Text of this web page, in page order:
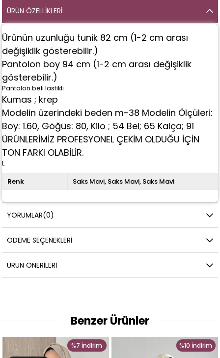
ÜRÜN ÖZELLIKLERI
Ürünün uzunluğu tunik 82 cm (1-2 cm arası
değişiklik gösterebilir.)
Pantolon boy 94 cm (1-2 cm arası değişiklik
gösterebilir.)
Pantolon beli lastikli
Kumas ; krep
Modelin üzerindeki beden m-38 Modelin Ölçüleri:
Boy: 1.60, Göğüs: 80, Kilo ; 54 Bel; 65 Kalça; 91
ÜRÜNLERİMİZ PROFESYONEL ÇEKİM OLDUĞU İÇİN
TON FARKI OLABİLİR.
L
Renk Saks Mavi Saks Mavi Saks Mavi
YORUMLAR(0)
ÖDEME SEÇENEKLERI
ÜRÜN ÖNERILERI
Benzer Ürünler
%7 İndirim %10 İndirim